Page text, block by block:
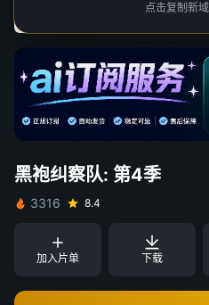
黑袍纠察队: 第4季
3316
8.4
加入片单 下载
点击复制新